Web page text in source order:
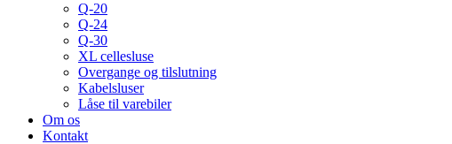
Q-20
Q-24
Q-30
XL cellesluse
Overgange og tilslutning
Kabelsluser
Låse til varebiler
Om os
Kontakt